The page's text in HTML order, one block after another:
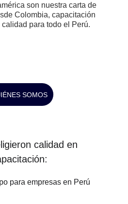
son nuestra carta de
Colombia, capacitación
para todo el Perú.
SOMOS
calidad en